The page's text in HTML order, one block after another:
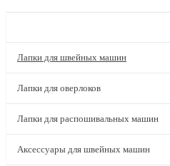
Лапки для швейных машин
Лапки для оверлоков
Лапки для распошивальных машин
Аксессуары для швейных машин